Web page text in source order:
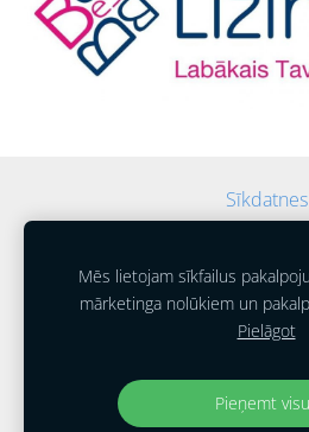
Sīkdatnes
SIA "Auto
2014 -
Mēs lietojam sīkfailus
mārketinga nolūkiem un
Pielāgot
Pieņemt